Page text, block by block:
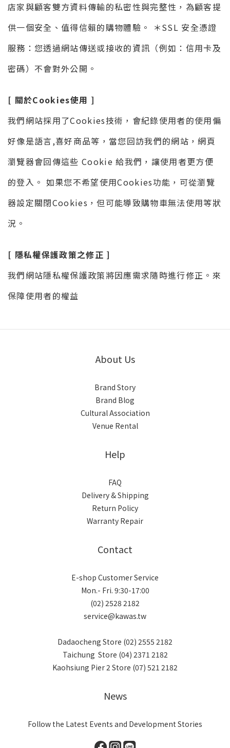
店家與顧客雙方資料傳輸的私密性與完整性，為顧客提
供一個安全、值得信賴的購物體驗。 ＊SSL 安全憑證
服務：您透過網站傳送或接收的資訊（例如：信用卡及
密碼）不會對外公開。
[ 關於Cookies使用 ]
我們網站採用了Cookies技術，會紀錄使用者的使用偏
好像是語言,喜好商品等，當您回訪我們的網站，網頁
瀏覽器會回傳這些 Cookie 給我們，讓使用者更方便
的登入。 如果您不希望使用Cookies功能，可從瀏覽
器設定關閉Cookies，但可能導致購物車無法使用等狀
況。
[ 隱私權保護政策之修正 ]
我們網站隱私權保護政策將因應需求隨時進行修正。來
保障使用者的權益
About Us
Brand Story
Brand Blog
Cultural Association
Venue Rental
Help
FAQ
Delivery & Shipping
Return Policy
Warranty Repair
Contact
E-shop Customer Service
Mon.- Fri. 9:30-17:00
(02) 2528 2182
service@kawas.tw
Dadaocheng Store (02) 2555 2182
Taichung Store (04) 2371 2182
Kaohsiung Pier 2 Store (07) 521 2182
News
Follow the Latest Events and Development Stories